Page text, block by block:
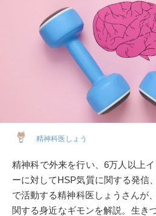
精神科医しょう
精神科で外来を行い、6万人以上
ーに対してHSP気質に関する発信
で活動する精神科医しょうさんが
関する身近なギモンを解説。生き